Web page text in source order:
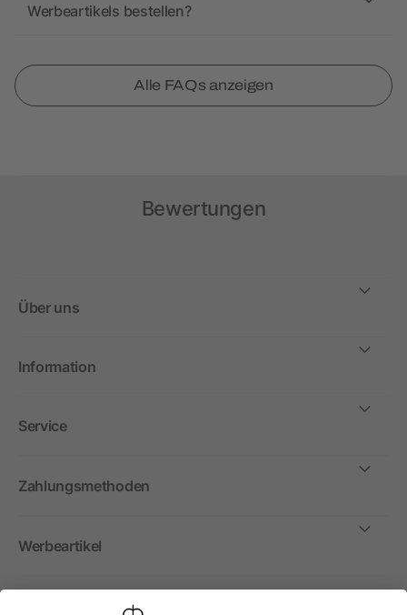
Werbeartikels bestellen?
Alle FAQs anzeigen
Bewertungen
Über uns
Information
Service
Zahlungsmethoden
Werbeartikel